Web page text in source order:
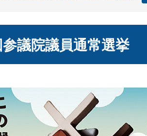
議院議員通常選挙